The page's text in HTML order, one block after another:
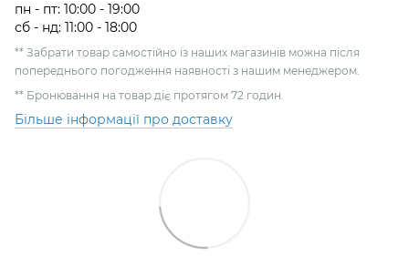
пн - пт: 10:00 - 19:00
сб - нд: 11:00 - 18:00
** Забрати товар самостійно із наших магазинів можна після
попереднього погодження наявності з нашим менеджером.
** Бронювання на товар діє протягом 72 годин.
Більше інформації про доставку